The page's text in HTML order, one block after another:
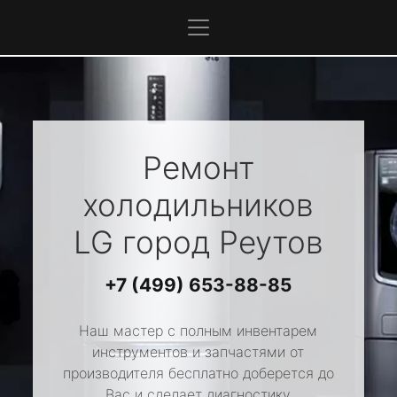
Ремонт
холодильников
LG город Реутов
+7 (499) 653-88-85
Наш мастер с полным инвентарем
инструментов и запчастями от
производителя бесплатно доберется до